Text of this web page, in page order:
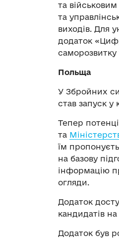
та
та
виходів. Для
додаток
саморозвитку
Польща
У Збройних
став запуск у
Тепер
та
їм
на базову
інформацію
огляди.
Додаток
кандидатів
Додаток був